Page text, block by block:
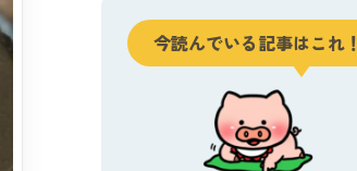
今読んでいる記事はこれ！